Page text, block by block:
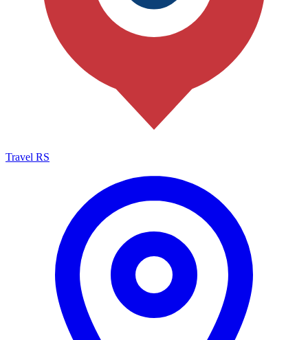
Travel RS